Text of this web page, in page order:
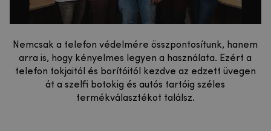
Nemcsak a telefon védelmére összpontosítunk, hanem
arra is, hogy kényelmes legyen a használata. Ezért a
telefon tokjaitól és borítóitól kezdve az edzett üvegen
át a szelfi botokig és autós tartóig széles
termékválasztékot találsz.